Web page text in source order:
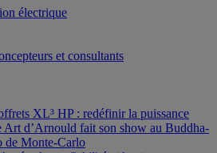
électrique
et consultants
XL³ HP : redéfinir la puissance
Art d’Arnould fait son show au Buddha-
de Monte-Carlo